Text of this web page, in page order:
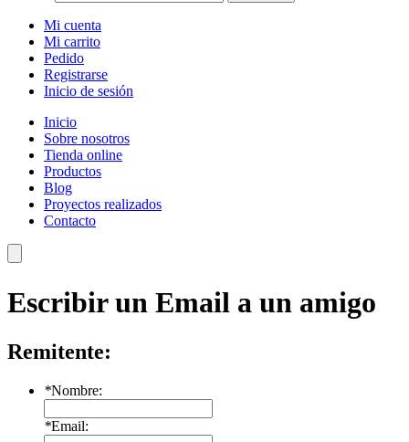
Mi cuenta
Mi carrito
Pedido
Registrarse
Inicio de sesión
Inicio
Sobre nosotros
Tienda online
Productos
Blog
Proyectos realizados
Contacto
Escribir un Email a un amigo
Remitente:
*Nombre:
*Email: